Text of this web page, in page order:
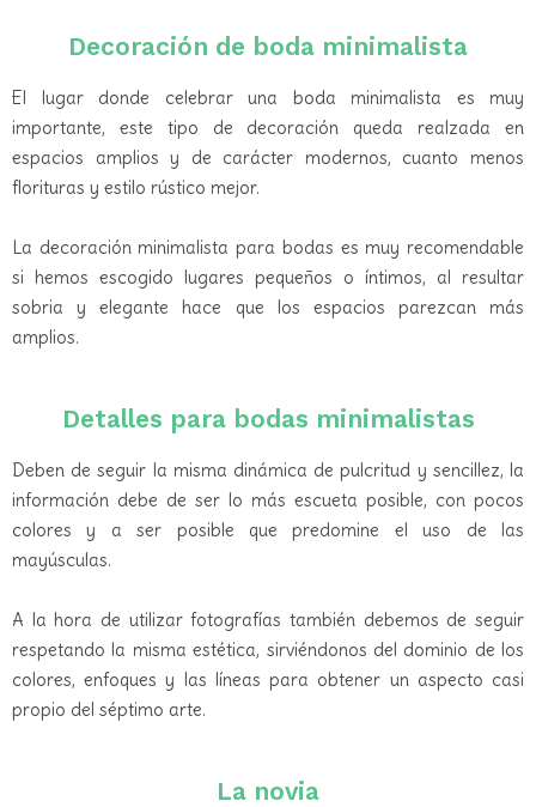
Decoración de boda minimalista
El lugar donde celebrar una boda minimalista es muy
importante, este tipo de decoración queda realzada en
espacios amplios y de carácter modernos, cuanto menos
florituras y estilo rústico mejor.
La decoración minimalista para bodas es muy recomendable
si hemos escogido lugares pequeños o íntimos, al resultar
sobria y elegante hace que los espacios parezcan más
amplios.
Detalles para bodas minimalistas
Deben de seguir la misma dinámica de pulcritud y sencillez, la
información debe de ser lo más escueta posible, con pocos
colores y a ser posible que predomine el uso de las
mayúsculas.
A la hora de utilizar fotografías también debemos de seguir
respetando la misma estética, sirviéndonos del dominio de los
colores, enfoques y las líneas para obtener un aspecto casi
propio del séptimo arte.
La novia